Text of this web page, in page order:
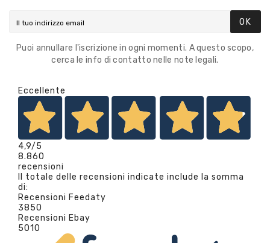
OK
Puoi annullare l'iscrizione in ogni momenti. A questo scopo,
cerca le info di contatto nelle note legali.
Eccellente
4,9/5
8.860
recensioni
Il totale delle recensioni indicate include la somma
di:
Recensioni Feedaty
3850
Recensioni Ebay
5010